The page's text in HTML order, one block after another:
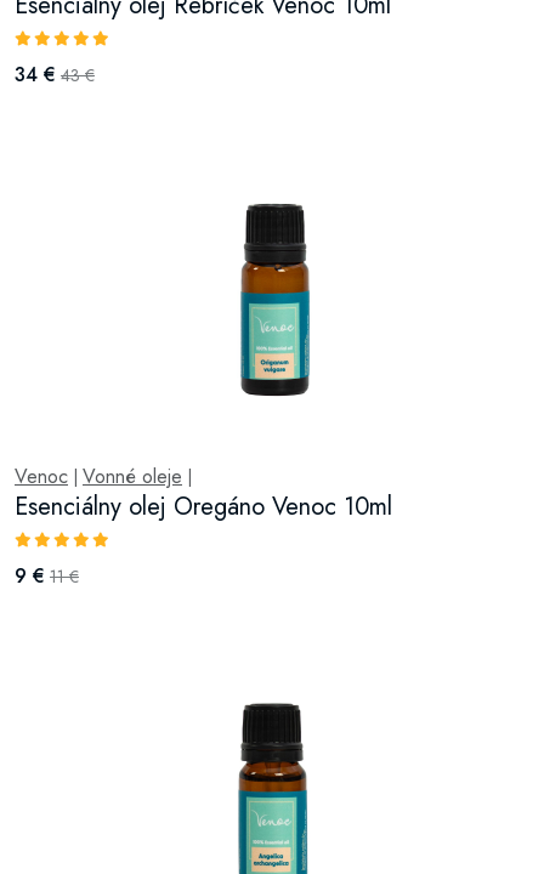
34 € 43 €
Venoc Vonné oleje
Esenciálny olej Oregáno Venoc 10ml
9 € 11 €